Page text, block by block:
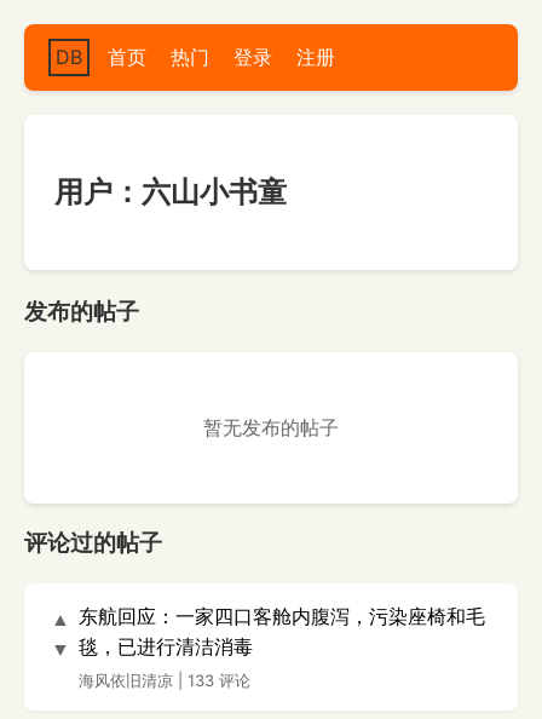
DB 首页 热门 登录 注册
用户：六山小书童
发布的帖子
暂无发布的帖子
评论过的帖子
▲
▼
东航回应：一家四口客舱内腹泻，污染座椅和毛
毯，已进行清洁消毒
海风依旧清凉 133 评论